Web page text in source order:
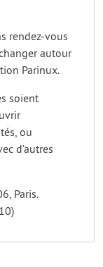
rendez-vous
autour
Parinux.
soient
ou
d’autres
Paris.